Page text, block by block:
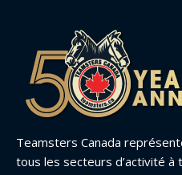
Teamsters Canada
tous les secteurs d’activité